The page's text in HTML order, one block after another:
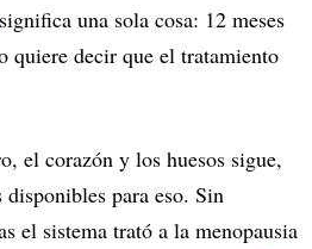
significa una sola cosa: 12 meses
quiere decir que el tratamiento
el corazón y los huesos sigue,
para eso. Sin
el sistema trató a la menopausia